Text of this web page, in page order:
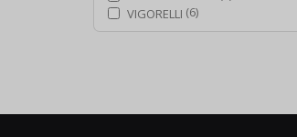
VIGORELLI (6)